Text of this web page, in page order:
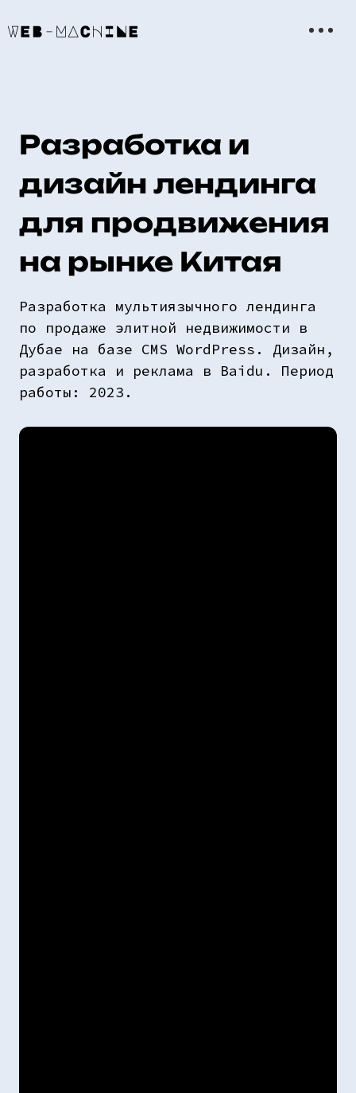
Разработка и
дизайн лендинга
для продвижения
на рынке Китая
Разработка мультиязычного лендинга
по продаже элитной недвижимости в
Дубае на базе CMS WordPress. Дизайн,
разработка и реклама в Baidu. Период
работы: 2023.